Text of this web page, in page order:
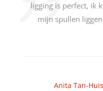
ligging is perfect, ik
mijn spullen
Anita Tan-